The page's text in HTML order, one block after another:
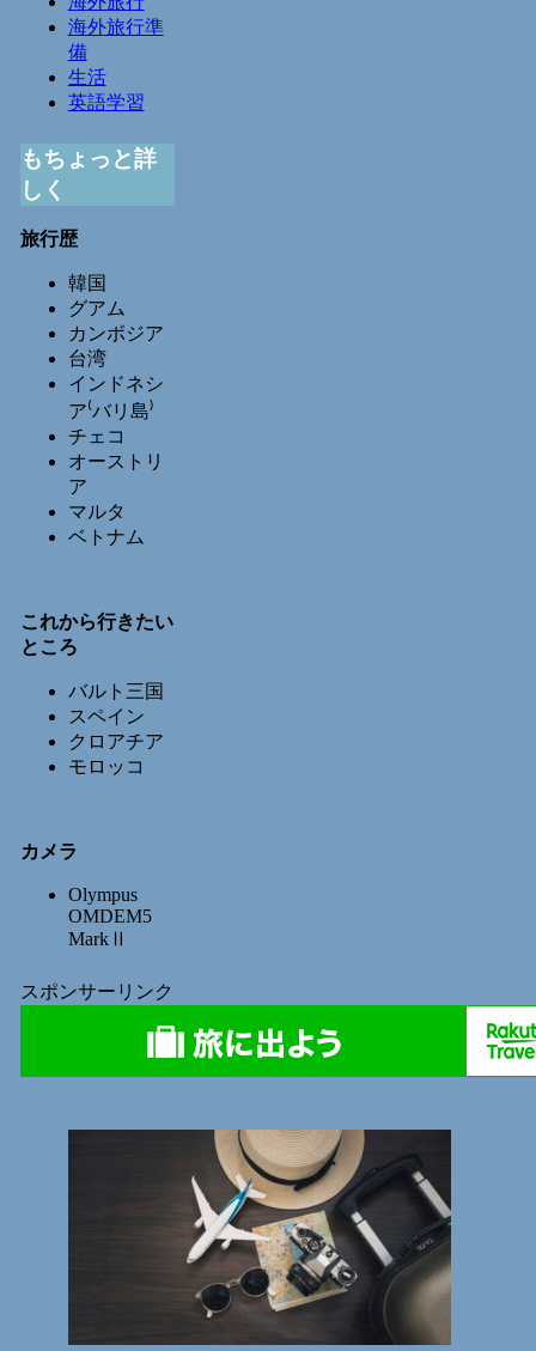
海外旅行準
備
生活
英語学習
もちょっと詳
しく
旅行歴
韓国
グアム
カンボジア
台湾
インドネシ
ア⁽バリ島⁾
チェコ
オーストリ
ア
マルタ
ベトナム
これから行きたい
ところ
バルト三国
スペイン
クロアチア
モロッコ
カメラ
Olympus
OMDEM5
MarkⅡ
スポンサーリンク